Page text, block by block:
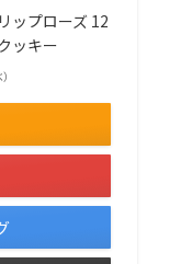
ップローズ 12
ッキー